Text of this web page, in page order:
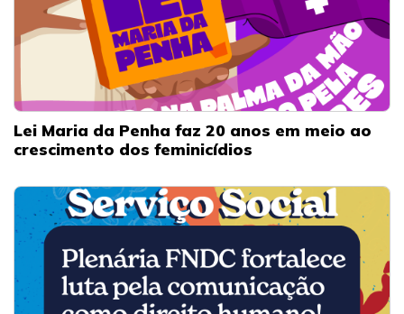
Lei Maria da Penha faz 20 anos em meio ao
crescimento dos feminicídios